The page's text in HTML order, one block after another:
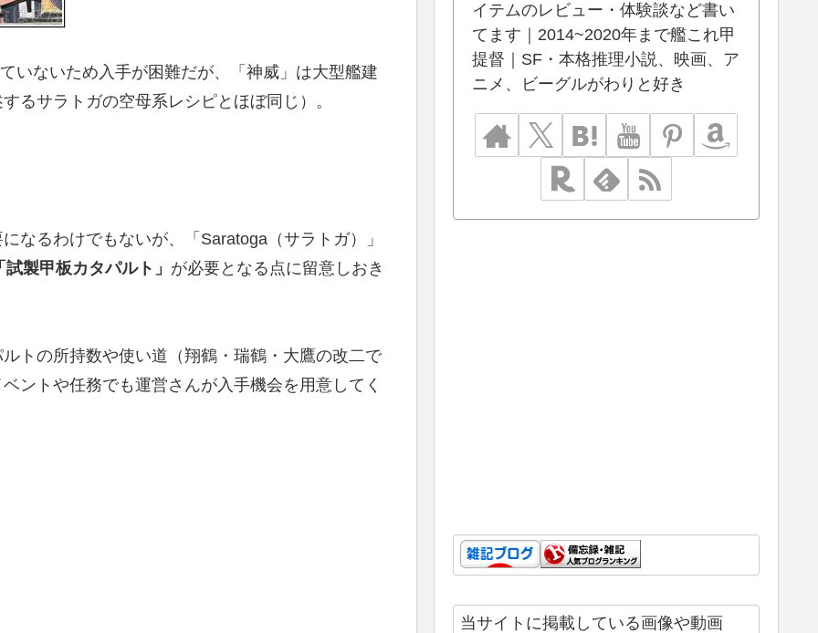
いないため入手が困難だが、「神威」は大型艦建
るサラトガの空母系レシピとほぼ同じ）。
なるわけでもないが、「Saratoga（サラトガ）」
試製甲板カタパルト」 が必要となる点に留意しおき
トの所持数や使い道（翔鶴・瑞鶴・大鷹の改二で
ントや任務でも運営さんが入手機会を用意してく
イテムのレビュー・体験談など書い
てます｜2014~2020年まで艦これ甲
提督｜SF・本格推理小説、映画、ア
ニメ、ビーグルがわりと好き
当サイトに掲載している画像や動画